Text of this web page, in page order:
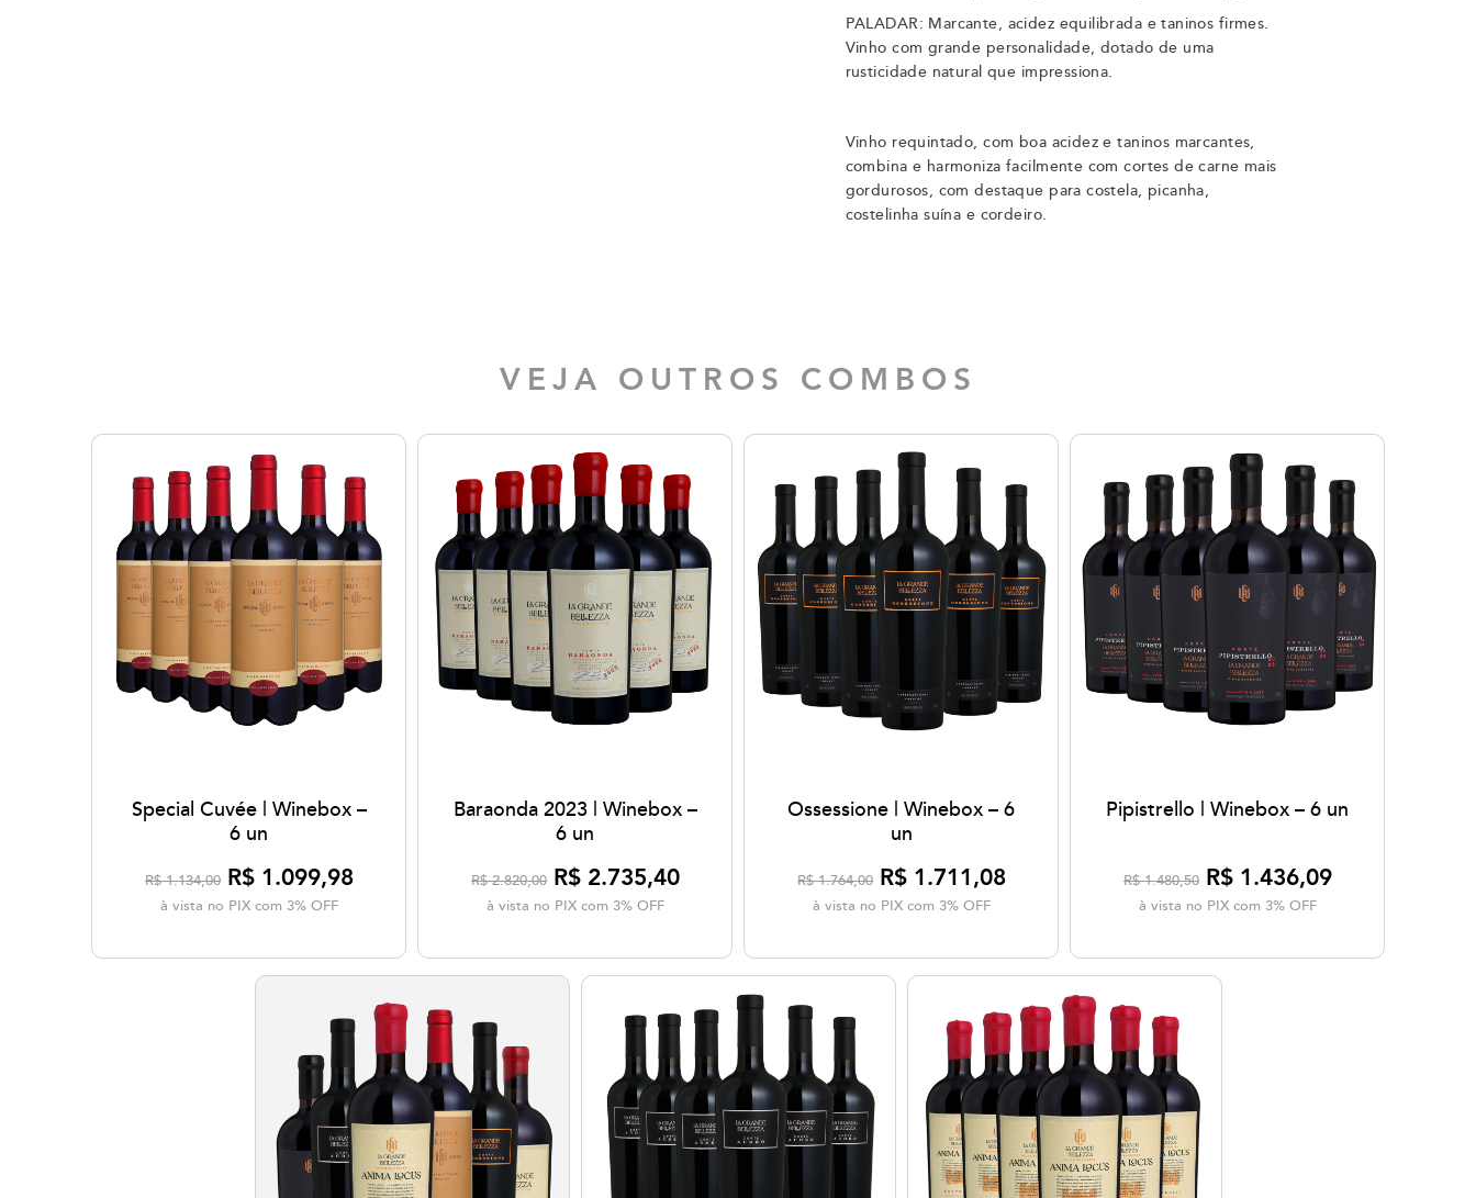
PALADAR: Marcante, acidez equilibrada e taninos firmes.
Vinho com grande personalidade, dotado de uma
rusticidade natural que impressiona.
Vinho requintado, com boa acidez e taninos marcantes,
combina e harmoniza facilmente com cortes de carne mais
gordurosos, com destaque para costela, picanha,
costelinha suína e cordeiro.
VEJA OUTROS COMBOS
Special Cuvée | Winebox –
6 un
R$ 1.134,00 R$ 1.099,98
à vista no PIX com 3% OFF
Baraonda 2023 | Winebox –
6 un
R$ 2.820,00 R$ 2.735,40
à vista no PIX com 3% OFF
Ossessione | Winebox – 6
un
R$ 1.764,00 R$ 1.711,08
à vista no PIX com 3% OFF
Pipistrello | Winebox – 6 un
R$ 1.480,50 R$ 1.436,09
à vista no PIX com 3% OFF